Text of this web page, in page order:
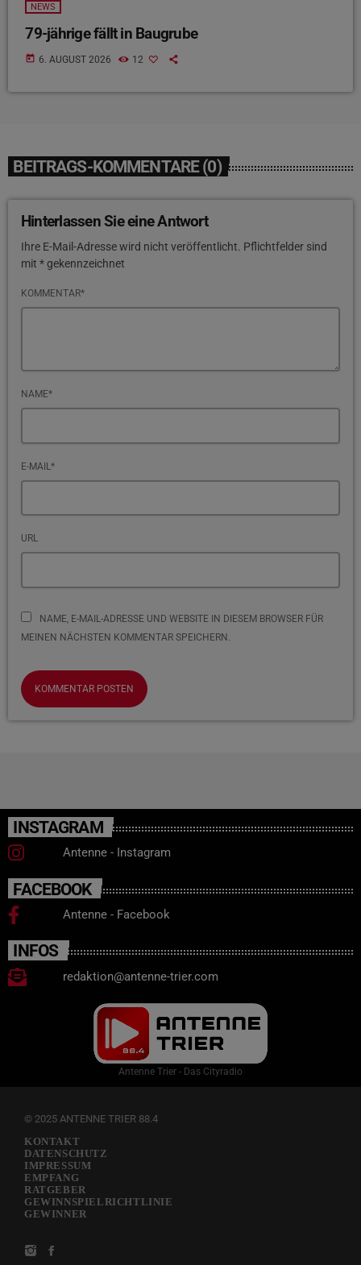
NEWS
79-jährige fällt in Baugrube
today 6. AUGUST 2026 12
BEITRAGS-KOMMENTARE (0)
Hinterlassen Sie eine Antwort
Ihre E-Mail-Adresse wird nicht veröffentlicht. Pflichtfelder sind
mit * gekennzeichnet
KOMMENTAR*
NAME*
E-MAIL*
URL
NAME, E-MAIL-ADRESSE UND WEBSITE IN DIESEM BROWSER FÜR
MEINEN NÄCHSTEN KOMMENTAR SPEICHERN.
INSTAGRAM
Antenne - Instagram
FACEBOOK
Antenne - Facebook
INFOS
redaktion@antenne-trier.com
Antenne Trier - Das Cityradio
© 2025 ANTENNE TRIER 88.4
KONTAKT
DATENSCHUTZ
IMPRESSUM
EMPFANG
RATGEBER
GEWINNSPIELRICHTLINIE
GEWINNER